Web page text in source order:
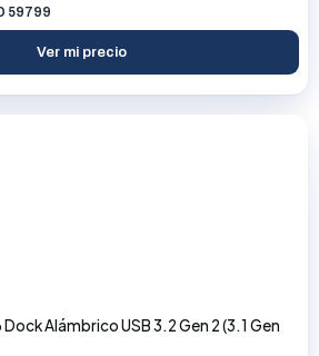
59799
Ver mi precio
Alámbrico USB 3.2 Gen 2 (3.1 Gen